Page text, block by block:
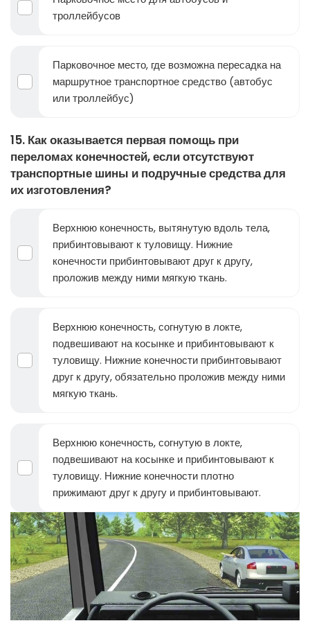
троллейбусов
Парковочное место, где возможна пересадка на
маршрутное транспортное средство (автобус
или троллейбус)
15. Как оказывается первая помощь при
переломах конечностей, если отсутствуют
транспортные шины и подручные средства для
их изготовления?
Верхнюю конечность, вытянутую вдоль тела,
прибинтовывают к туловищу. Нижние
конечности прибинтовывают друг к другу,
проложив между ними мягкую ткань.
Верхнюю конечность, согнутую в локте,
подвешивают на косынке и прибинтовывают к
туловищу. Нижние конечности прибинтовывают
друг к другу, обязательно проложив между ними
мягкую ткань.
Верхнюю конечность, согнутую в локте,
подвешивают на косынке и прибинтовывают к
туловищу. Нижние конечности плотно
прижимают друг к другу и прибинтовывают.